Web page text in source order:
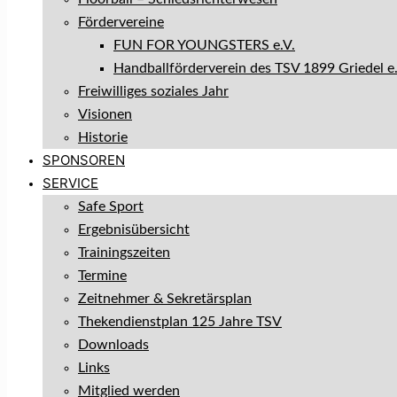
Fördervereine
FUN FOR YOUNGSTERS e.V.
Handballförderverein des TSV 1899 Griedel
Freiwilliges soziales Jahr
Visionen
Historie
SPONSOREN
SERVICE
Safe Sport
Ergebnisübersicht
Trainingszeiten
Termine
Zeitnehmer & Sekretärsplan
Thekendienstplan 125 Jahre TSV
Downloads
Links
Mitglied werden